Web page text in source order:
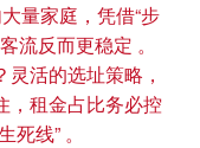
量家庭，凭借“步
流反而更稳定 。
活的选址策略，
，租金占比务必控
线” 。